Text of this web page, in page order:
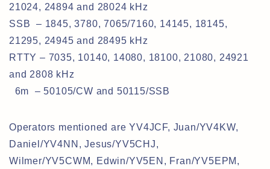
21024, 24894 and 28024 kHz
SSB – 1845, 3780, 7065/7160, 14145, 18145,
21295, 24945 and 28495 kHz
RTTY – 7035, 10140, 14080, 18100, 21080, 24921
and 2808 kHz
6m – 50105/CW and 50115/SSB
Operators mentioned are YV4JCF, Juan/YV4KW,
Daniel/YV4NN, Jesus/YV5CHJ,
Wilmer/YV5CWM, Edwin/YV5EN, Fran/YV5EPM,